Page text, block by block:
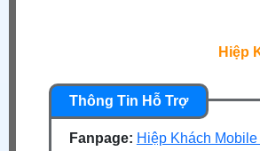
Hiệp
Fanpage: Hiệp Khách Mobile